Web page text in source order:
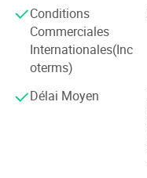
Conditions
Commerciales
Internationales(Inc
oterms)
Délai Moyen